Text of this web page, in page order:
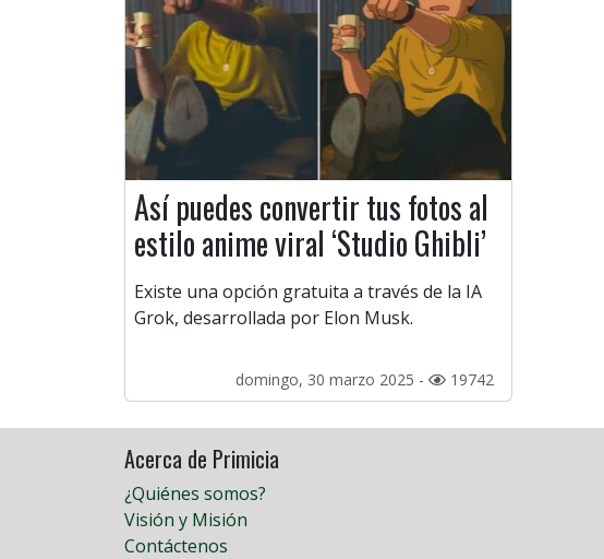
Así puedes convertir tus fotos al
estilo anime viral ‘Studio Ghibli’
Existe una opción gratuita a través de la IA
Grok, desarrollada por Elon Musk.
domingo, 30 marzo 2025 - 19742
Acerca de Primicia
¿Quiénes somos?
Visión y Misión
Contáctenos